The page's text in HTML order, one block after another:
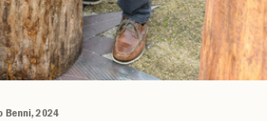
Benni, 2024